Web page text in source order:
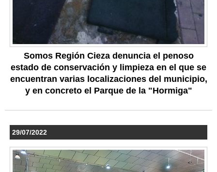
Somos Región Cieza denuncia el penoso
estado de conservación y limpieza en el que se
encuentran varias localizaciones del municipio,
y en concreto el Parque de la "Hormiga"
29/07/2022